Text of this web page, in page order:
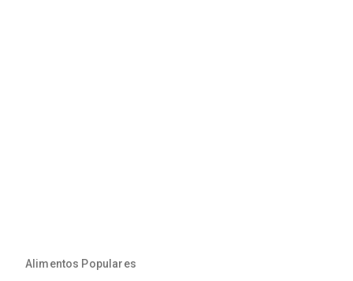
Alimentos Populares